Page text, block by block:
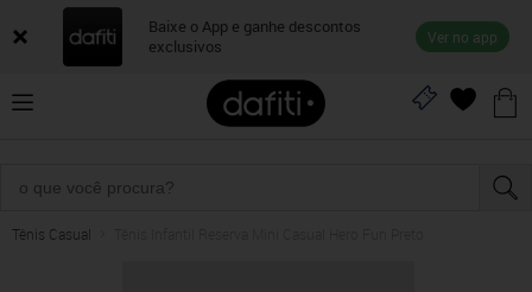
Baixe o App e ganhe descontos
exclusivos
Ver no app
Tênis Casual